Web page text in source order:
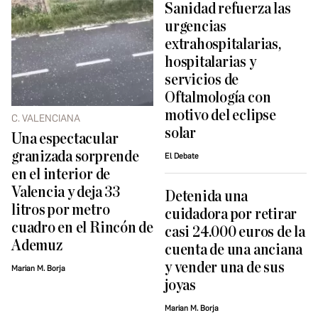
C. VALENCIANA
Una espectacular
granizada sorprende
en el interior de
Valencia y deja 33
litros por metro
cuadro en el Rincón de
Ademuz
Marian M. Borja
Sanidad refuerza las
urgencias
extrahospitalarias,
hospitalarias y
servicios de
Oftalmología con
motivo del eclipse
solar
El Debate
Detenida una
cuidadora por retirar
casi 24.000 euros de la
cuenta de una anciana
y vender una de sus
joyas
Marian M. Borja